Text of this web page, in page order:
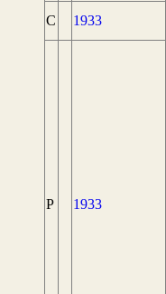
C 1933
P 1933